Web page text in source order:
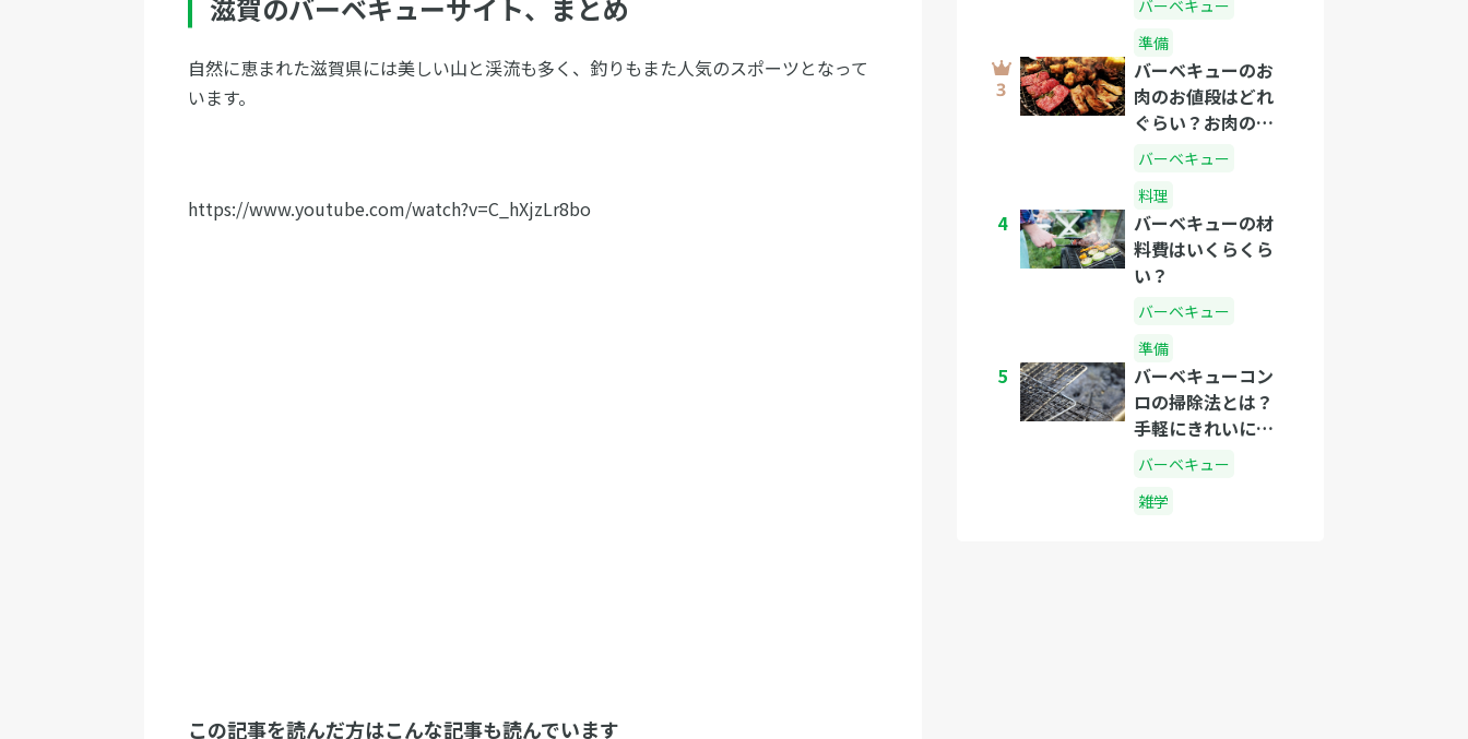
滋賀のバーベキューサイト、まとめ
自然に恵まれた滋賀県には美しい山と渓流も多く、釣りもまた人気のスポーツとなって
います。
https://www.youtube.com/watch?v=C_hXjzLr8bo
この記事を読んだ方はこんな記事も読んでいます
バーベキュー
準備
バーベキューのお
肉のお値段はどれ
ぐらい？お肉の選
び方、種類と相場
をご紹介します
バーベキュー
料理
4
バーベキューの材
料費はいくらくら
い？
バーベキュー
準備
5
バーベキューコン
ロの掃除法とは？
手軽にきれいにな
る方法
バーベキュー
雑学